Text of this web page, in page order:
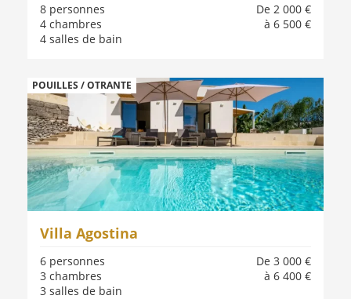
De 2 000 €
à 6 500 €
8 personnes
4 chambres
4 salles de bain
POUILLES / OTRANTE
Villa Agostina
De 3 000 €
à 6 400 €
6 personnes
3 chambres
3 salles de bain